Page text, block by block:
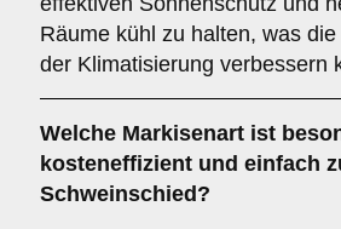
Räume kühl zu halten, was
der Klimatisierung verbessern
Welche Markisenart ist
kosteneffizient und einfach
Schweinschied?